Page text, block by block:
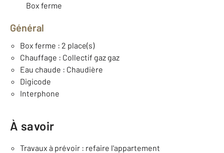
Box ferme
Général
Box ferme : 2 place(s)
Chauffage : Collectif gaz gaz
Eau chaude : Chaudière
Digicode
Interphone
À savoir
Travaux à prévoir : refaire l'appartement